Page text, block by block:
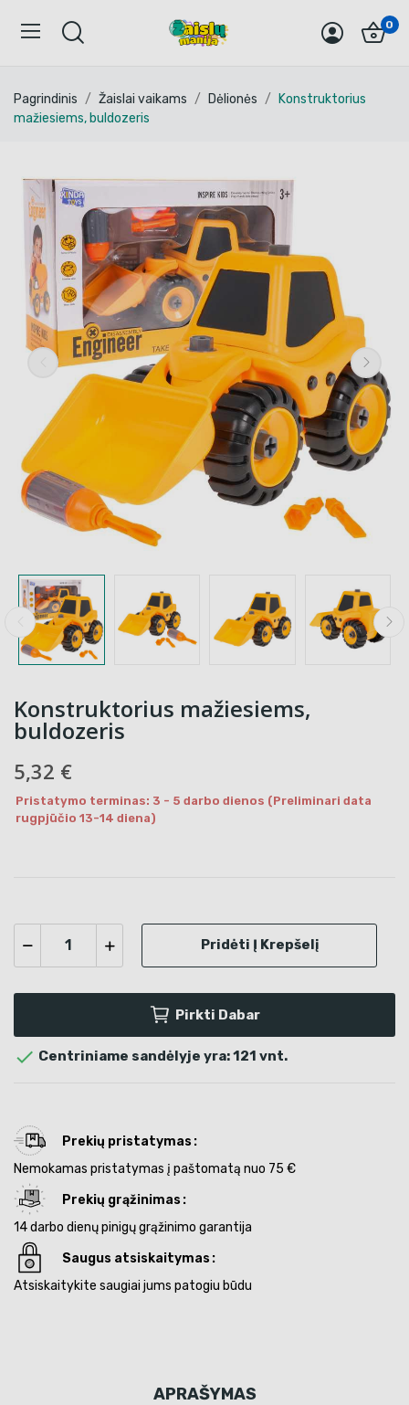
0
Pagrindinis Žaislai vaikams Dėlionės
Konstruktorius
mažiesiems, buldozeris
Konstruktorius mažiesiems,
buldozeris
5,32 €
Pristatymo terminas: 3 - 5 darbo dienos (Preliminari data
rugpjūčio 13-14 diena)
Pridėti Į Krepšelį
Pirkti Dabar
 Centriniame sandėlyje yra: 121 vnt.
Prekių pristatymas
Nemokamas pristatymas į paštomatą nuo 75 €
Prekių grąžinimas
14 darbo dienų pinigų grąžinimo garantija
Saugus atsiskaitymas
Atsiskaitykite saugiai jums patogiu būdu
APRAŠYMAS